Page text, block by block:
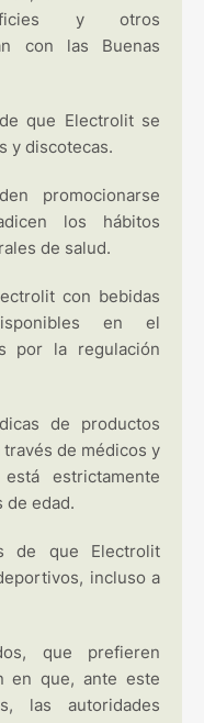
y otros
con las Buenas
que Electrolit se
y discotecas.
promocionarse
los hábitos
de salud.
con bebidas
en el
por la regulación
de productos
de médicos y
estrictamente
de edad.
de que Electrolit
incluso a
que prefieren
en que, ante este
las autoridades